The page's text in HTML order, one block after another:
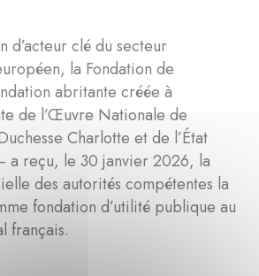
d’acteur clé du secteur
la Fondation de
abritante créée à
de l’Œuvre Nationale de
Charlotte et de l’État
a reçu, le 30 janvier 2026, la
des autorités compétentes la
fondation d’utilité publique au
français.